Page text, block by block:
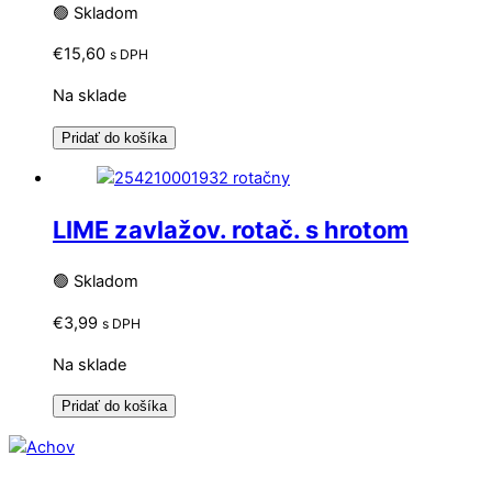
🟢 Skladom
€15,60 s DPH
Na sklade
Pridať do košíka
LIME zavlažov. rotač. s hrotom
🟢 Skladom
€3,99 s DPH
Na sklade
Pridať do košíka